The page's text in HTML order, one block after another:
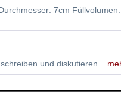
7cm
und diskutieren...